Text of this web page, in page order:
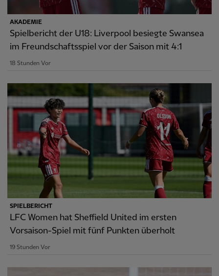
AKADEMIE
Spielbericht der U18: Liverpool besiegte Swansea
im Freundschaftsspiel vor der Saison mit 4:1
18 Stunden Vor
SPIELBERICHT
LFC Women hat Sheffield United im ersten
Vorsaison-Spiel mit fünf Punkten überholt
19 Stunden Vor